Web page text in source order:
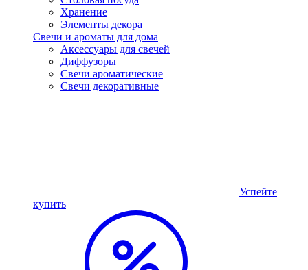
Хранение
Элементы декора
Свечи и ароматы для дома
Аксессуары для свечей
Диффузоры
Свечи ароматические
Свечи декоративные
Успейте
купить